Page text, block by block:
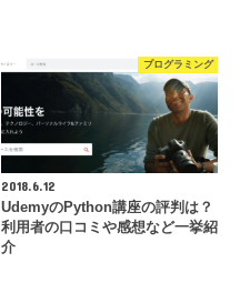
プログラミング
2018.6.12
UdemyのPython講座の評判は？
利用者の口コミや感想など一挙紹
介